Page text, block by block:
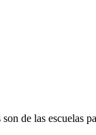
son de las escuelas